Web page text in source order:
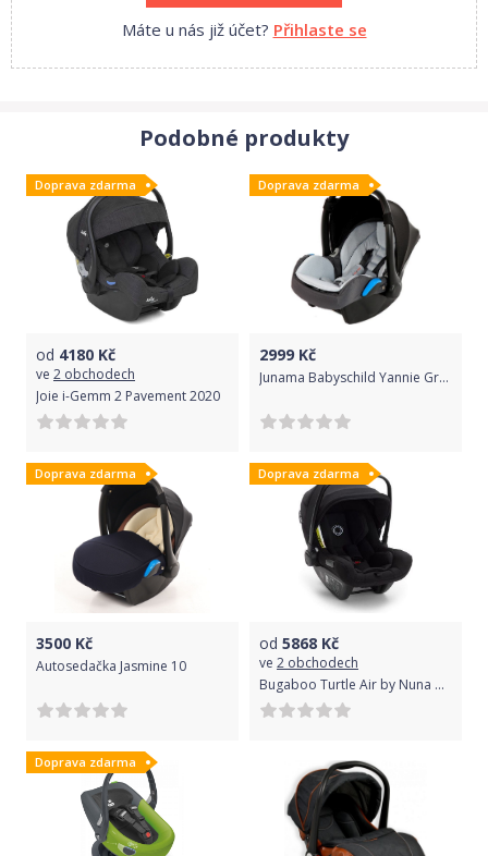
Máte u nás již účet? Přihlaste se
Podobné produkty
Doprava zdarma
od 4180 Kč
ve 2 obchodech
Joie i-Gemm 2 Pavement 2020
Doprava zdarma
2999 Kč
Junama Babyschild Yannie Graphite 2019
Doprava zdarma
3500 Kč
Autosedačka Jasmine 10
Doprava zdarma
od 5868 Kč
ve 2 obchodech
Bugaboo Turtle Air by Nuna Black 2020
Doprava zdarma